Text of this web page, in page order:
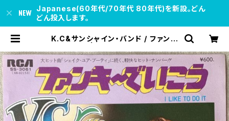
Japanese(60年代/70年代 80年代)を新設。どん
どん投入します。
K.C&サンシャイン・バンド / ファンキ
ds